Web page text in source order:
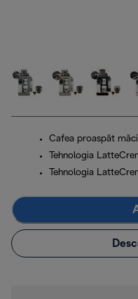
Cafea proaspăt
Tehnologia
Tehnologia